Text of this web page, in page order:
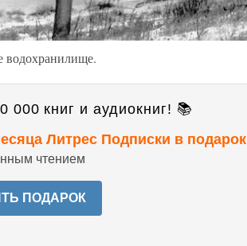
водохранилище.
000 книг и аудиокниг! 📚
Литрес Подписки в подарок
чтением
ПОДАРОК